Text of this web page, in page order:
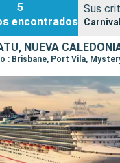
5
encontrados
Sus
NUEVA
: Brisbane, Port Vila,